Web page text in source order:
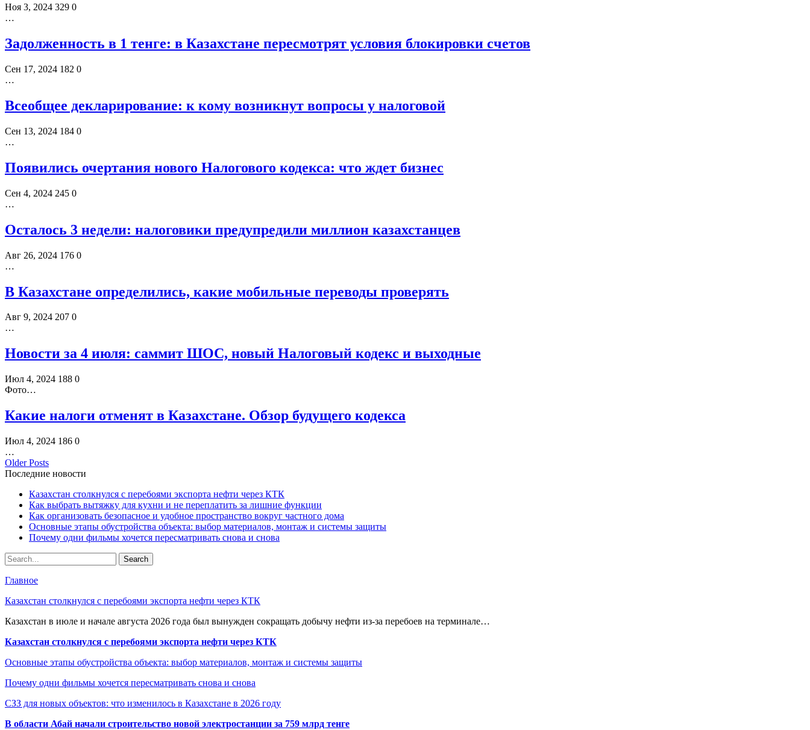
Ноя 3, 2024 329 0
…
Задолженность в 1 тенге: в Казахстане пересмотрят условия блокировки счетов
Сен 17, 2024 182 0
…
Всеобщее декларирование: к кому возникнут вопросы у налоговой
Сен 13, 2024 184 0
…
Появились очертания нового Налогового кодекса: что ждет бизнес
Сен 4, 2024 245 0
…
Осталось 3 недели: налоговики предупредили миллион казахстанцев
Авг 26, 2024 176 0
…
В Казахстане определились, какие мобильные переводы проверять
Авг 9, 2024 207 0
…
Новости за 4 июля: саммит ШОС, новый Налоговый кодекс и выходные
Июл 4, 2024 188 0
Фото…
Какие налоги отменят в Казахстане. Обзор будущего кодекса
Июл 4, 2024 186 0
…
Older Posts
Последние новости
Казахстан столкнулся с перебоями экспорта нефти через КТК
Как выбрать вытяжку для кухни и не переплатить за лишние функции
Как организовать безопасное и удобное пространство вокруг частного дома
Основные этапы обустройства объекта: выбор материалов, монтаж и системы защиты
Почему одни фильмы хочется пересматривать снова и снова
Главное
Казахстан столкнулся с перебоями экспорта нефти через КТК
Казахстан в июле и начале августа 2026 года был вынужден сокращать добычу нефти из-за перебоев на терминале…
Казахстан столкнулся с перебоями экспорта нефти через КТК
Основные этапы обустройства объекта: выбор материалов, монтаж и системы защиты
Почему одни фильмы хочется пересматривать снова и снова
СЗЗ для новых объектов: что изменилось в Казахстане в 2026 году
В области Абай начали строительство новой электростанции за 759 млрд тенге